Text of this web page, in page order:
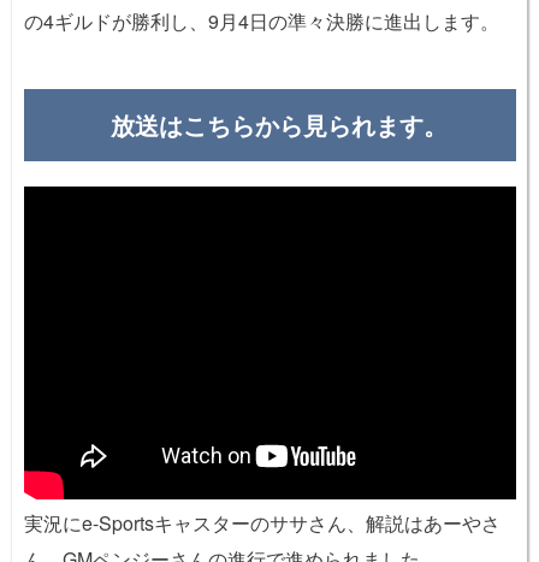
の4ギルドが勝利し、9月4日の準々決勝に進出します。
放送はこちらから見られます。
実況にe-Sportsキャスターのササさん、解説はあーやさ